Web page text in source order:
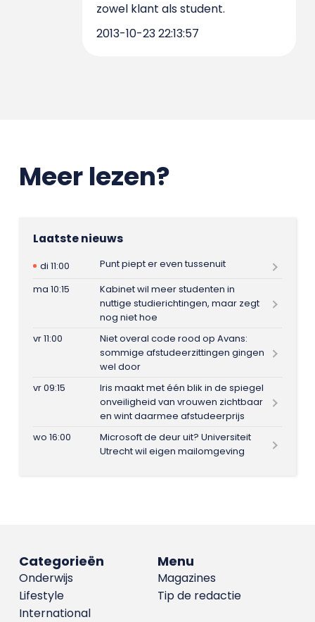
zowel klant als student.
2013-10-23 22:13:57
Meer lezen?
Laatste nieuws
di 11:00
Punt piept er even tussenuit
ma 10:15
Kabinet wil meer studenten in
nuttige studierichtingen, maar zegt
nog niet hoe
vr 11:00
Niet overal code rood op Avans:
sommige afstudeerzittingen gingen
wel door
vr 09:15
Iris maakt met één blik in de spiegel
onveiligheid van vrouwen zichtbaar
en wint daarmee afstudeerprijs
wo 16:00
Microsoft de deur uit? Universiteit
Utrecht wil eigen mailomgeving
Menu
Magazines
Tip de redactie
Categorieën
Onderwijs
Lifestyle
International